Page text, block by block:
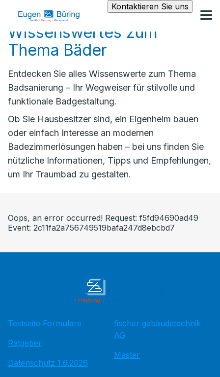
Kontaktieren Sie uns
Wissenswertes zum
Thema Bäder
Entdecken Sie alles Wissenswerte zum Thema
Badsanierung – Ihr Wegweiser für stilvolle und
funktionale Badgestaltung.
Ob Sie Hausbesitzer sind, ein Eigenheim bauen
oder einfach Interesse an modernen
Badezimmerlösungen haben – bei uns finden Sie
nützliche Informationen, Tipps und Empfehlungen,
um Ihr Traumbad zu gestalten.
Oops, an error occurred! Request: f5fd94690ad49
Event: 2c11fa2a756749519bafa247d8ebcbd7
Testseite Formulare
Ratgeber
Datenschutz 1.6.2026
fischer gebäudetechnik
AG
Master